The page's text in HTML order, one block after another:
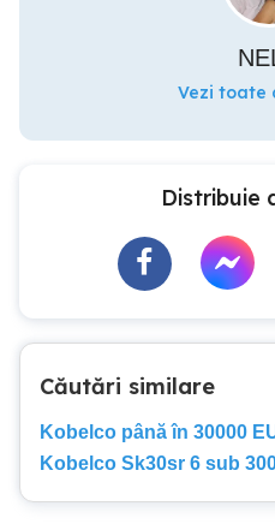
Vezi toate
Distribuie
Căutări similare
Kobelco până în 30000
Kobelco Sk30sr 6 sub